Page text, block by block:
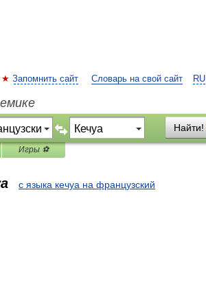
RU
Запомнить сайт Словарь на свой сайт
Найти!
Игры ⚽
с языка кечуа на французский